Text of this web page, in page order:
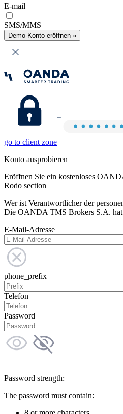
E-mail
SMS/MMS
Demo-Konto eröffnen »
go to client zone
Konto ausprobieren
Eröffnen Sie ein kostenloses
Rodo section
Wer ist Verantwortlicher der
Die OANDA TMS Brokers S.A. hat
E-Mail-Adresse
phone_prefix
Telefon
Password
Password strength:
The password must contain: